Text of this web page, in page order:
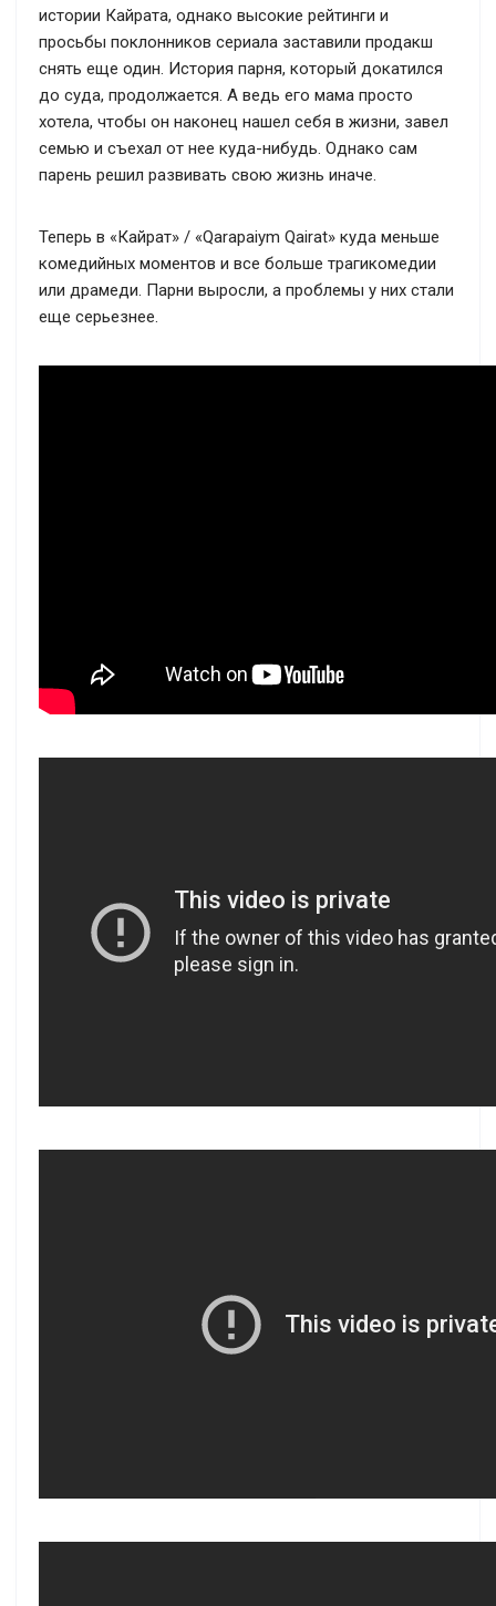
истории Кайрата, однако высокие рейтинги и
просьбы поклонников сериала заставили продакш
снять еще один. История парня, который докатился
до суда, продолжается. А ведь его мама просто
хотела, чтобы он наконец нашел себя в жизни, завел
семью и съехал от нее куда-нибудь. Однако сам
парень решил развивать свою жизнь иначе.
Теперь в «Кайрат» / «Qarapaiym Qairat» куда меньше
комедийных моментов и все больше трагикомедии
или драмеди. Парни выросли, а проблемы у них стали
еще серьезнее.